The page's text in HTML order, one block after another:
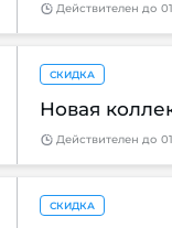
Действителен до
СКИДКА
Новая
Действителен до
СКИДКА